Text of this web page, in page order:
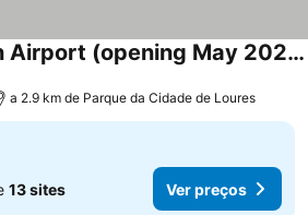
Ibis Styles Lisbon Airport (opening May 2024)
a 2.9 km de Parque da Cidade de Loures
13 sites Ver preços